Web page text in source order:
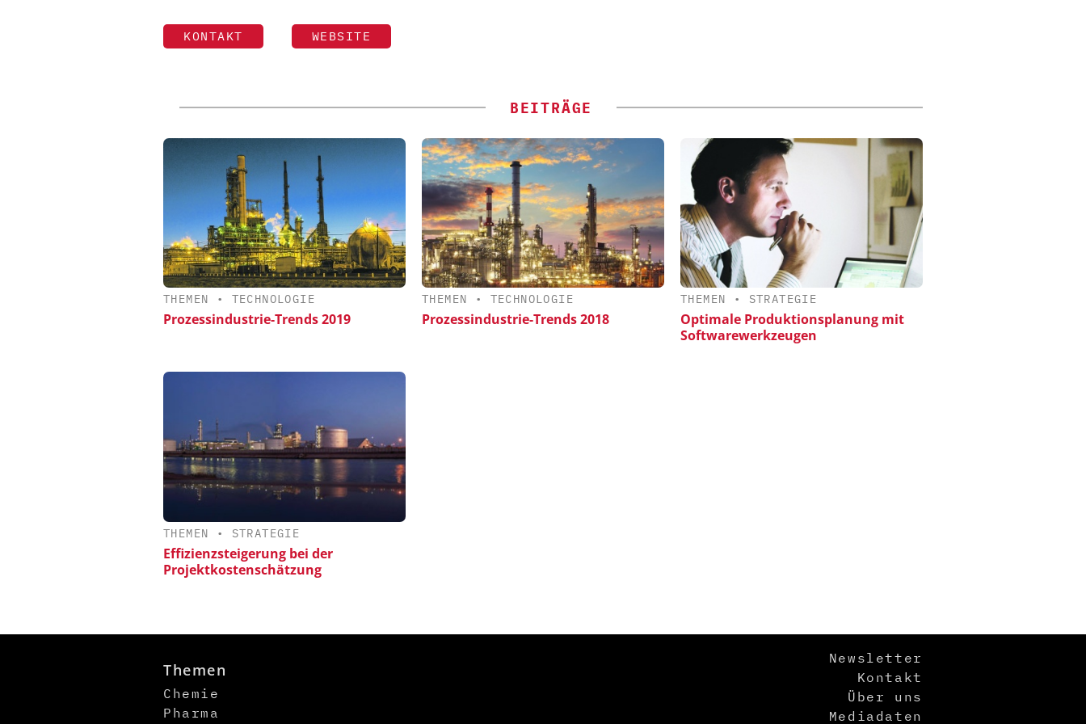
KONTAKT WEBSITE
BEITRÄGE
THEMEN • TECHNOLOGIE
Prozessindustrie-Trends 2019
THEMEN • TECHNOLOGIE
Prozessindustrie-Trends 2018
THEMEN • STRATEGIE
Optimale Produktionsplanung mit
Softwarewerkzeugen
THEMEN • STRATEGIE
Effizienzsteigerung bei der
Projektkostenschätzung
Themen
Chemie
Pharma
Newsletter
Kontakt
Über uns
Mediadaten